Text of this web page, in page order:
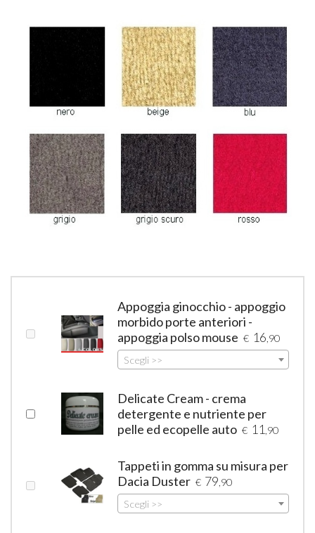
Appoggia ginocchio - appoggio
morbido porte anteriori -
appoggia polso mouse € 16 ,90
Scegli >>
Delicate Cream - crema
detergente e nutriente per
pelle ed ecopelle auto € 11 ,90
Tappeti in gomma su misura per
Dacia Duster € 79 ,90
Scegli >>